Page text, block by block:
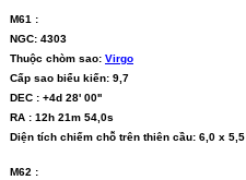
M61 :
NGC: 4303
Thuộc chòm sao: Virgo
Cấp sao biểu kiến: 9,7
DEC : +4d 28' 00''
RA : 12h 21m 54,0s
Diện tích chiếm chỗ trên thiên cầu: 6,0 x 5,5
M62 :